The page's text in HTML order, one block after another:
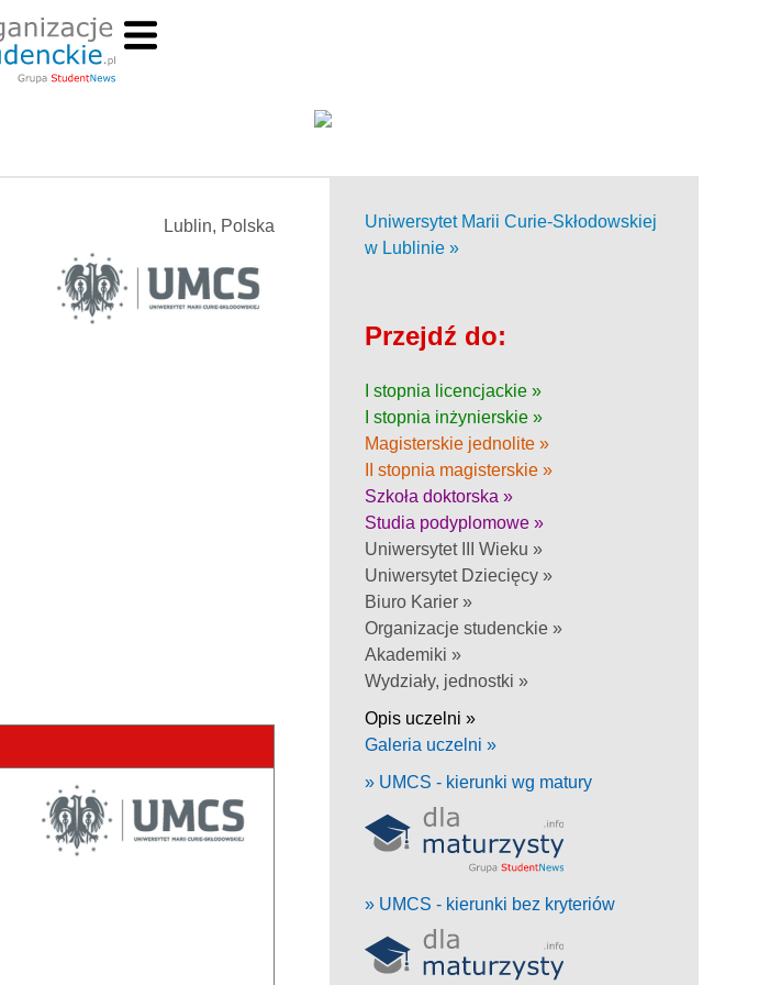
Lublin, Polska
Uniwersytet Marii Curie-Skłodowskiej
w Lublinie »
Przejdź do:
I stopnia licencjackie »
I stopnia inżynierskie »
Magisterskie jednolite »
II stopnia magisterskie »
Szkoła doktorska »
Studia podyplomowe »
Uniwersytet III Wieku »
Uniwersytet Dziecięcy »
Biuro Karier »
Organizacje studenckie »
Akademiki »
Wydziały, jednostki »
Opis uczelni »
Galeria uczelni »
» UMCS - kierunki wg matury
» UMCS - kierunki bez kryteriów